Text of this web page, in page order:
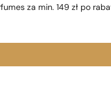
za min. 149 zł po